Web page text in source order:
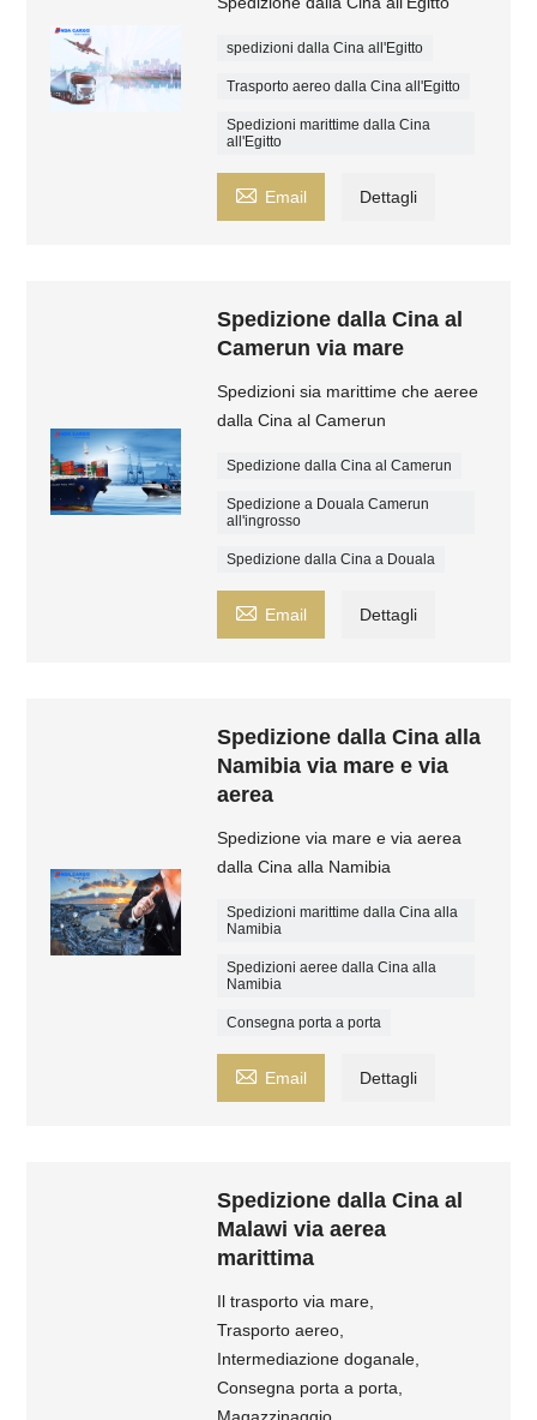
spedizioni dalla Cina all'Egitto
Trasporto aereo dalla Cina all'Egitto
Spedizioni marittime dalla Cina
all'Egitto
 Email Dettagli
Spedizione dalla Cina al
Camerun via mare
Spedizioni sia marittime che aeree
dalla Cina al Camerun
Spedizione dalla Cina al Camerun
Spedizione a Douala Camerun
all'ingrosso
Spedizione dalla Cina a Douala
 Email Dettagli
Spedizione dalla Cina alla
Namibia via mare e via
aerea
Spedizione via mare e via aerea
dalla Cina alla Namibia
Spedizioni marittime dalla Cina alla
Namibia
Spedizioni aeree dalla Cina alla
Namibia
Consegna porta a porta
 Email Dettagli
Spedizione dalla Cina al
Malawi via aerea
marittima
Il trasporto via mare,
Trasporto aereo,
Intermediazione doganale,
Consegna porta a porta,